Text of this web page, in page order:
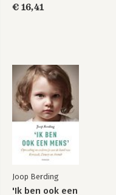
€ 16,41
Joop Berding
'Ik ben ook een